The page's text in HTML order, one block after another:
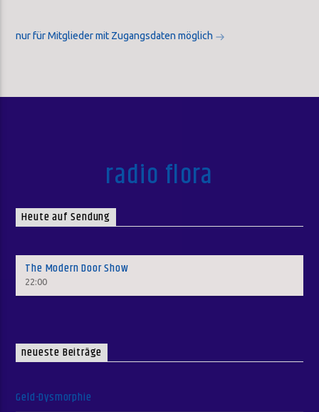
nur für Mitglieder mit Zugangsdaten möglich
radio flora
Heute auf Sendung
The Modern Door Show
22:00
neueste Beiträge
Geld-Dysmorphie